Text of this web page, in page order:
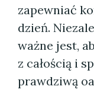
zapewniać
dzień.
ważne jest,
z całością i
prawdziwą